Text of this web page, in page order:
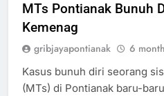
MTs Pontianak Bunuh
Kemenag
gribjayapontianak 6
Kasus bunuh diri seorang
(MTs) di Pontianak baru-